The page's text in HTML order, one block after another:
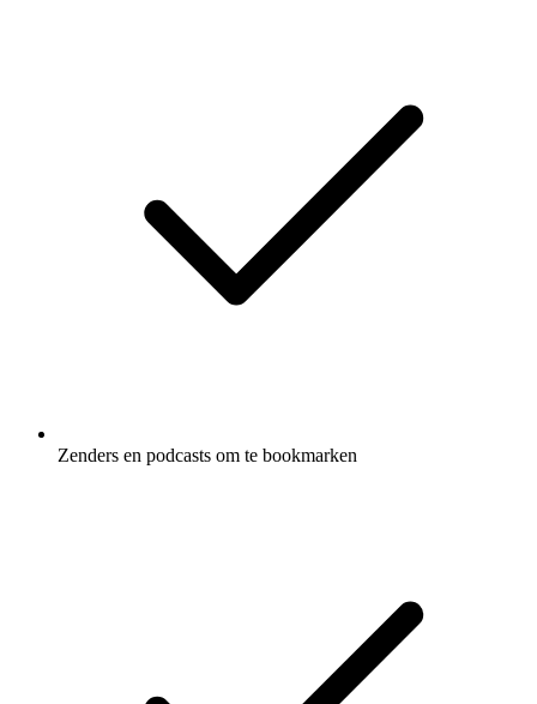
Zenders en podcasts om te bookmarken